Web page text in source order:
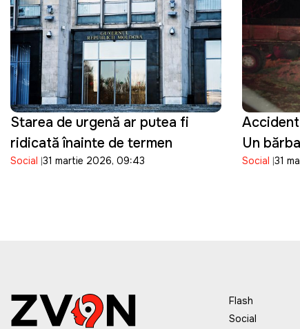
Starea de urgență ar putea fi
ridicată înainte de termen
Social 31 martie 2026, 09:43
Un
pierdut
Social 31
Flash
Social